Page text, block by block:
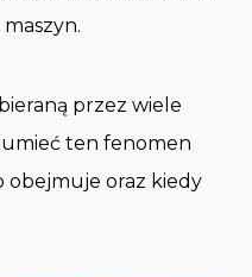
przez wiele
ten fenomen
obejmuje oraz kiedy